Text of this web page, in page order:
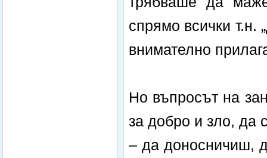
спрямо всички т.н.
внимателно
Но въпросът на
за добро и зло, да
– да доносничиш,